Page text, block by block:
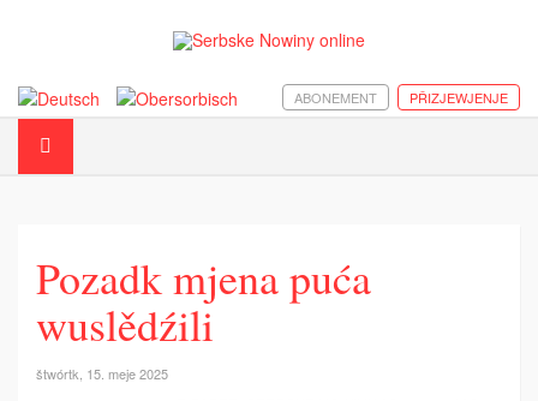
PŘIZJEWJENJE
ABONEMENT
Pozadk mjena puća
wuslědźili
štwórtk, 15. meje 2025